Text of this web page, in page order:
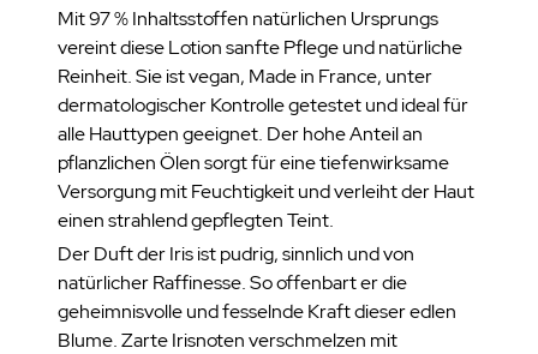
Mit 97 % Inhaltsstoffen natürlichen Ursprungs
vereint diese Lotion sanfte Pflege und natürliche
Reinheit. Sie ist vegan, Made in France, unter
dermatologischer Kontrolle getestet und ideal für
alle Hauttypen geeignet. Der hohe Anteil an
pflanzlichen Ölen sorgt für eine tiefenwirksame
Versorgung mit Feuchtigkeit und verleiht der Haut
einen strahlend gepflegten Teint.
Der Duft der Iris ist pudrig, sinnlich und von
natürlicher Raffinesse. So offenbart er die
geheimnisvolle und fesselnde Kraft dieser edlen
Blume. Zarte Irisnoten verschmelzen mit